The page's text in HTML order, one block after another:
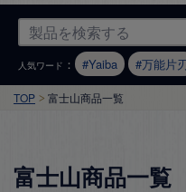
人気ワード ： Yaiba 万能片
TOP 富士山商品一覧
富士山商品一覧